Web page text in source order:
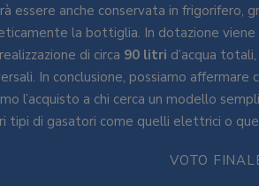
essere anche conservata in frigorifero,
la bottiglia. In dotazione viene
di circa 90 litri d’acqua
In conclusione, possiamo
l’acquisto a chi cerca un modello
tipi di gasatori come quelli elettrici o
VOTO